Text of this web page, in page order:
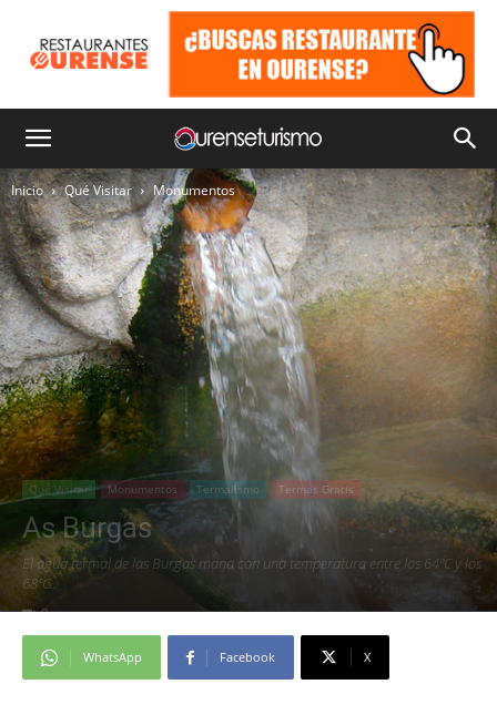
Inicio Qué Visitar Monumentos
Qué Visitar Monumentos Termalismo Termas Gratis
As Burgas
El agua termal de las Burgas mana con una temperatura entre los 64ºC y los
68ºC..
0
WhatsApp Facebook X